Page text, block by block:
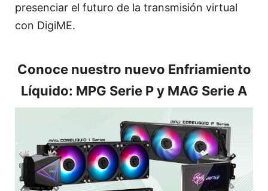
presenciar el futuro de la transmisión virtual
con DigiME.
Conoce nuestro nuevo Enfriamiento
Líquido: MPG Serie P y MAG Serie A